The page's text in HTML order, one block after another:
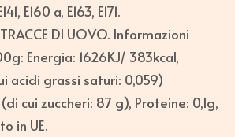
E160 a, E163, E171.
TRACCE DI UOVO. Informazioni
Energia: 1626KJ/ 383kcal,
acidi grassi saturi: 0,059)
cui zuccheri: 87 g), Proteine: 0,1g,
in UE.